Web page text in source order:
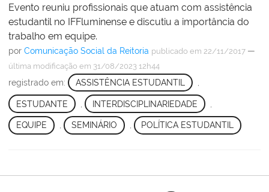
Evento reuniu profissionais que atuam com assistência
estudantil no IFFluminense e discutiu a importância do
trabalho em equipe.
por Comunicação Social da Reitoria publicado em 22/11/2017 —
última modificação em 31/08/2023 12h44
registrado em: ASSISTÊNCIA ESTUDANTIL
ESTUDANTE INTERDISCIPLINARIEDADE
EQUIPE , SEMINÁRIO , POLÍTICA ESTUDANTIL